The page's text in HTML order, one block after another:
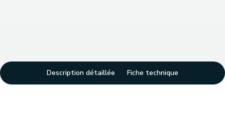
Description détaillée Fiche technique